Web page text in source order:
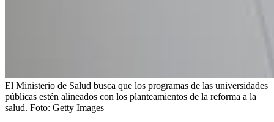
El Ministerio de Salud busca que los programas de las universidades
públicas estén alineados con los planteamientos de la reforma a la
salud. Foto: Getty Images